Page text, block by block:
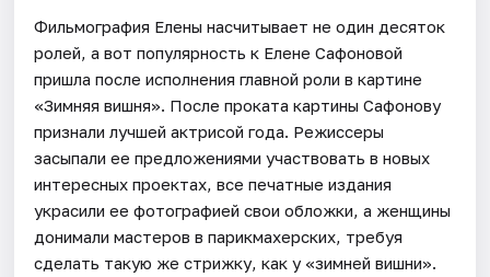
Фильмография Елены насчитывает не один десяток
ролей, а вот популярность к Елене Сафоновой
пришла после исполнения главной роли в картине
«Зимняя вишня». После проката картины Сафонову
признали лучшей актрисой года. Режиссеры
засыпали ее предложениями участвовать в новых
интересных проектах, все печатные издания
украсили ее фотографией свои обложки, а женщины
донимали мастеров в парикмахерских, требуя
сделать такую же стрижку, как у «зимней вишни».